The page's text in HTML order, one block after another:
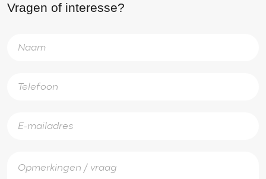
Vragen of interesse?